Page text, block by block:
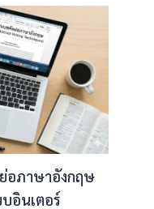
อภาษาอังกฤษ
อินเตอร์